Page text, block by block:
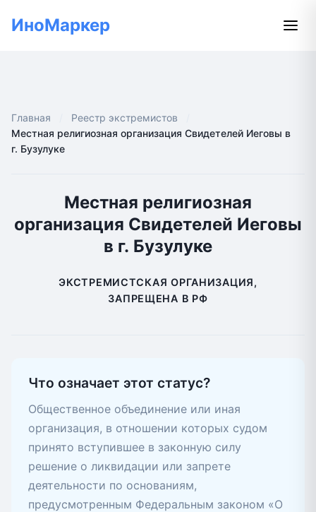
ИноМаркер
Главная
Реестр экстремистов
Местная религиозная организация Свидетелей Иеговы в
г. Бузулуке
Местная религиозная
организация Свидетелей Иеговы
в г. Бузулуке
ЭКСТРЕМИСТСКАЯ ОРГАНИЗАЦИЯ,
ЗАПРЕЩЕНА В РФ
Что означает этот статус?
Общественное объединение или иная
организация, в отношении которых судом
принято вступившее в законную силу
решение о ликвидации или запрете
деятельности по основаниям,
предусмотренным Федеральным законом «О